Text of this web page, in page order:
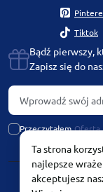
Tiktok
Bądź pierwszy,
Zapisz się do
Przeczytałem Oferta
Ta strona
najlepsze
akceptujesz